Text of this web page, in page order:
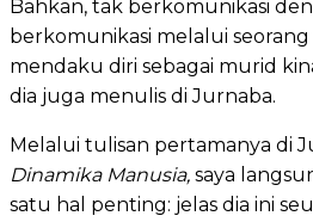
Bahkan, tak berkomunikasi
berkomunikasi melalui seorang
mendaku diri sebagai murid
dia juga menulis di Jurnaba.
Melalui tulisan pertamanya di
Dinamika Manusia, saya
satu hal penting: jelas dia ini